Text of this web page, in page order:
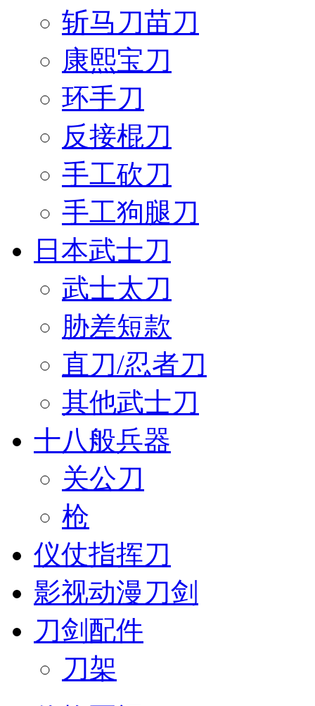
斩马刀苗刀
康熙宝刀
环手刀
反接棍刀
手工砍刀
手工狗腿刀
日本武士刀
武士太刀
胁差短款
直刀/忍者刀
其他武士刀
十八般兵器
关公刀
枪
仪仗指挥刀
影视动漫刀剑
刀剑配件
刀架